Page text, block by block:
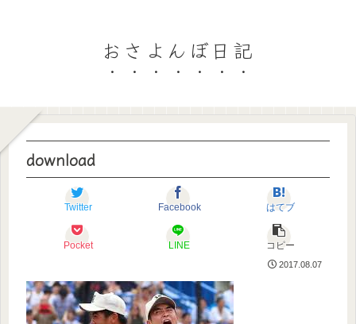
おさよんぼ日記
download
Twitter Facebook はてブ
Pocket LINE コピー
2017.08.07